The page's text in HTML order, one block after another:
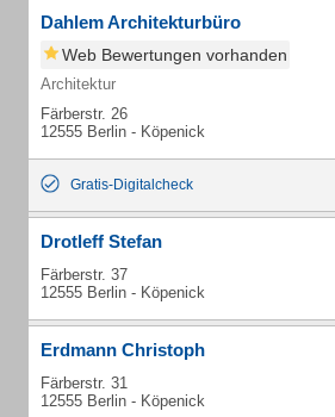
Dahlem Architekturbüro
Web Bewertungen vorhanden
Architektur
Färberstr. 26
12555 Berlin - Köpenick
Gratis-Digitalcheck
Drotleff Stefan
Färberstr. 37
12555 Berlin - Köpenick
Erdmann Christoph
Färberstr. 31
12555 Berlin - Köpenick